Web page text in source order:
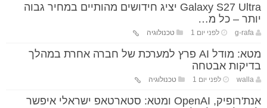
Galaxy S27 Ultra יציג חידושים מהותיים במחיר גבוה
יותר – כל מ…
g-rafa לפני יום 1 טכנולוגיה
מטא: מודל AI פרץ למערכת של חברה אחרת במהלך
בדיקות אבטחה
walla לפני יום 1 טכנולוגיה
אנת'רופיק, OpenAI ומטא: סטארטאפ ישראלי איפשר